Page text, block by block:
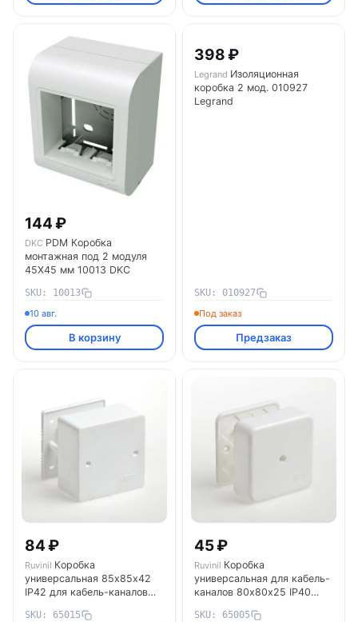
144 ₽
DKC PDM Коробка
монтажная под 2 модуля
45X45 мм 10013 DKC
SKU: 10013
10 авг.
В корзину
398 ₽
Legrand Изоляционная
коробка 2 мод. 010927
Legrand
SKU: 010927
Под заказ
Предзаказ
84 ₽
Ruvinil Коробка
универсальная 85х85х42
IP42 для кабель-каналов
SKU: 65015
45 ₽
Ruvinil Коробка
универсальная для кабель-
каналов 80х80х25 IP40
SKU: 65005